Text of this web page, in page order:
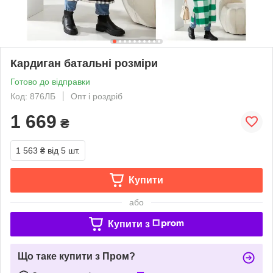
Кардиган батальні розміри
Готово до відправки
Код: 876ЛБ
Опт і роздріб
1 669 ₴
1 563 ₴ від 5 шт.
Купити
або
Купити з
Що таке купити з Пром?